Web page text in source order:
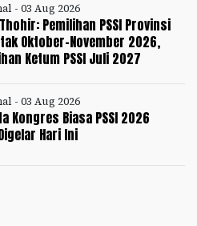
- 03 Aug 2026
Pemilihan PSSI Provinsi
Oktober-November 2026,
Ketum PSSI Juli 2027
- 03 Aug 2026
Kongres Biasa PSSI 2026
Hari Ini